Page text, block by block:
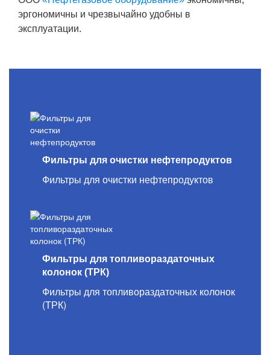
эргономичны и чрезвычайно удобны в
эксплуатации.
Фильтры для очистки нефтепродуктов
Фильтры для очистки нефтепродуктов
Фильтры для топливораздаточных
колонок (ТРК)
Фильтры для топливораздаточных колонок
(ТРК)